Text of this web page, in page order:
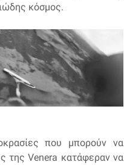
κόσμος.
που μπορούν να
της Venera κατάφεραν να